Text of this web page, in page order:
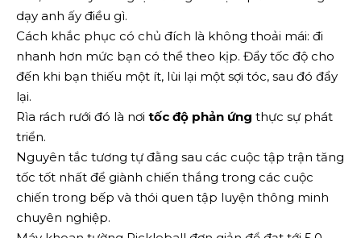
dạy anh ấy điều gì.
Cách khắc phục có chủ đích là không thoải mái: đi
nhanh hơn mức bạn có thể theo kịp. Đẩy tốc độ cho
đến khi bạn thiếu một ít, lùi lại một sợi tóc, sau đó đẩy
lại.
Rìa rách rưới đó là nơi tốc độ phản ứng thực sự phát
triển.
Nguyên tắc tương tự đằng sau các cuộc tập trận tăng
tốc tốt nhất để giành chiến thắng trong các cuộc
chiến trong bếp và thói quen tập luyện thông minh
chuyên nghiệp.